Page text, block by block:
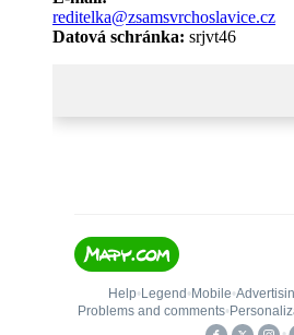
reditelka@zsamsvrchoslavice.cz
Datová schránka: srjvt46